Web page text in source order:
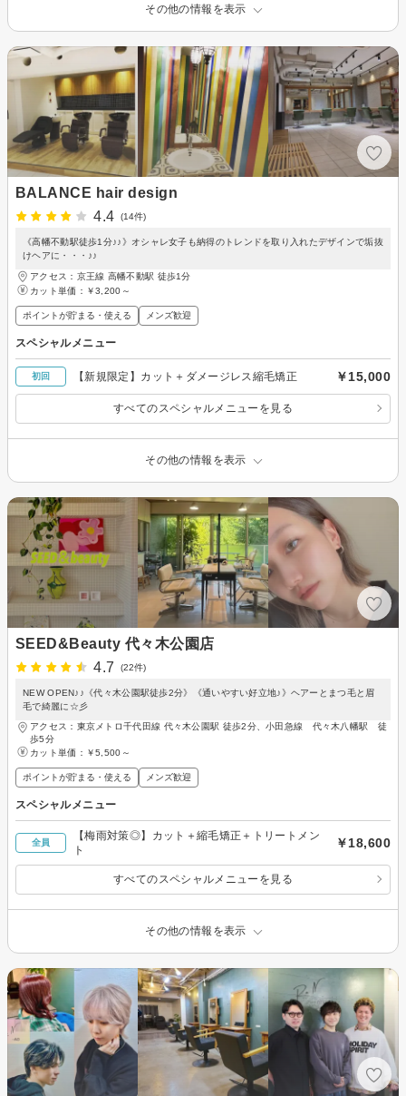
その他の情報を表示
BALANCE hair design
4.4
(14件)
《高幡不動駅徒歩1分♪♪》オシャレ女子も納得のトレンドを取り入れたデザインで垢抜
けヘアに・・・♪♪
アクセス：京王線 高幡不動駅 徒歩1分
カット単価： ￥3,200～
ポイントが貯まる・使える メンズ歓迎
スペシャルメニュー
初回 【新規限定】カット＋ダメージレス縮毛矯正 ￥15,000
すべてのスペシャルメニューを見る
その他の情報を表示
SEED&Beauty 代々木公園店
4.7
(22件)
NEW OPEN♪♪《代々木公園駅徒歩2分》《通いやすい好立地♪》ヘアーとまつ毛と眉
毛で綺麗に☆彡
アクセス：東京メトロ千代田線 代々木公園駅 徒歩2分、小田急線 代々木八幡駅 徒
歩5分
カット単価： ￥5,500～
ポイントが貯まる・使える メンズ歓迎
スペシャルメニュー
全員
【梅雨対策◎】カット＋縮毛矯正＋トリートメン
ト
￥18,600
すべてのスペシャルメニューを見る
その他の情報を表示